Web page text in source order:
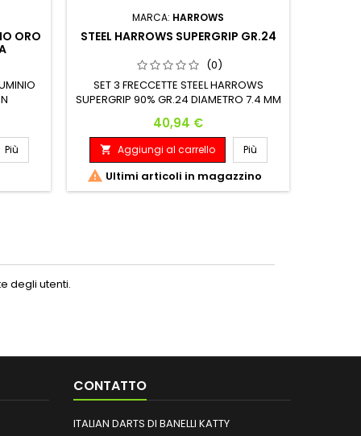
ORO
Più
MARCA: HARROWS
STEEL HARROWS SUPERGRIP GR.24
(0)
SET 3 FRECCETTE STEEL HARROWS
SUPERGRIP 90% GR.24 DIAMETRO 7.4 MM
LUNGHEZZA 50 MM
Prezzo
40,94 €
 Aggiungi al carrello Più
 Ultimi articoli in magazzino
degli utenti.
CONTATTO
ITALIAN DARTS DI BANELLI KATTY